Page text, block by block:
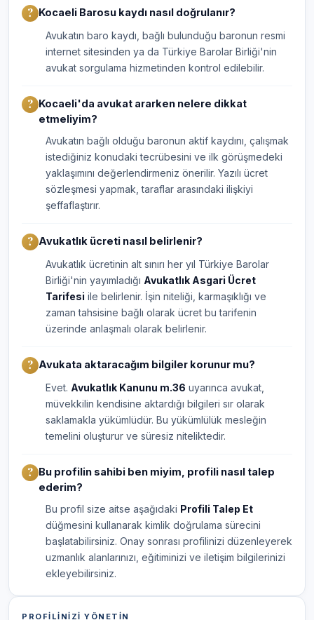
Kocaeli Barosu kaydı nasıl doğrulanır?
Avukatın baro kaydı, bağlı bulunduğu baronun resmi
internet sitesinden ya da Türkiye Barolar Birliği'nin
avukat sorgulama hizmetinden kontrol edilebilir.
Kocaeli'da avukat ararken nelere dikkat
etmeliyim?
Avukatın bağlı olduğu baronun aktif kaydını, çalışmak
istediğiniz konudaki tecrübesini ve ilk görüşmedeki
yaklaşımını değerlendirmeniz önerilir. Yazılı ücret
sözleşmesi yapmak, taraflar arasındaki ilişkiyi
şeffaflaştırır.
Avukatlık ücreti nasıl belirlenir?
Avukatlık ücretinin alt sınırı her yıl Türkiye Barolar
Birliği'nin yayımladığı Avukatlık Asgari Ücret
Tarifesi ile belirlenir. İşin niteliği, karmaşıklığı ve
zaman tahsisine bağlı olarak ücret bu tarifenin
üzerinde anlaşmalı olarak belirlenir.
Avukata aktaracağım bilgiler korunur mu?
Evet. Avukatlık Kanunu m.36 uyarınca avukat,
müvekkilin kendisine aktardığı bilgileri sır olarak
saklamakla yükümlüdür. Bu yükümlülük mesleğin
temelini oluşturur ve süresiz niteliktedir.
Bu profilin sahibi ben miyim, profili nasıl talep
ederim?
Bu profil size aitse aşağıdaki Profili Talep Et
düğmesini kullanarak kimlik doğrulama sürecini
başlatabilirsiniz. Onay sonrası profilinizi düzenleyerek
uzmanlık alanlarınızı, eğitiminizi ve iletişim bilgilerinizi
ekleyebilirsiniz.
PROFILINIZI YÖNETIN